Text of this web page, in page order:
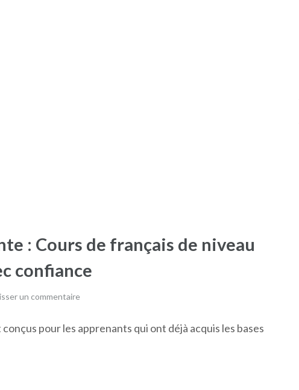
: Cours de français de niveau
confiance
un commentaire
pour les apprenants qui ont déjà acquis les bases